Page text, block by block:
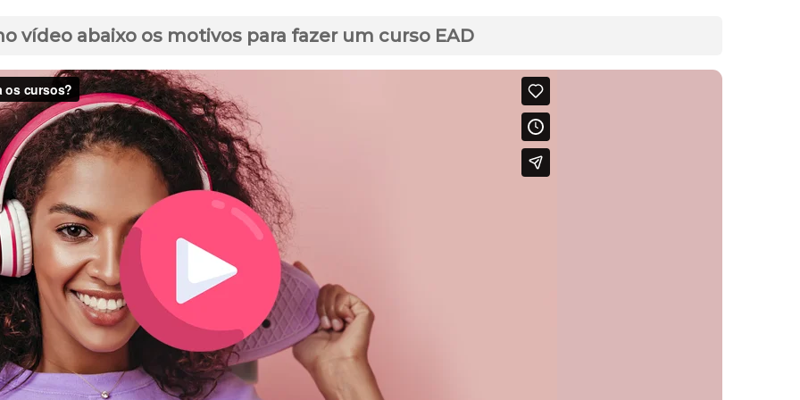
vídeo abaixo os motivos para fazer um curso EAD